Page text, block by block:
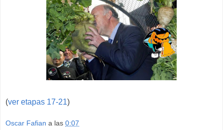
(ver etapas 17-21)
Oscar Fafian a las 0:07